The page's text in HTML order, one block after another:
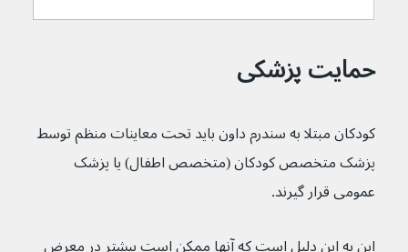
حمایت پزشکی
کودکان مبتلا به سندرم داون باید تحت معاینات منظم توسط
پزشک متخصص کودکان (متخصص اطفال) یا پزشک
عمومی قرار گیرند.